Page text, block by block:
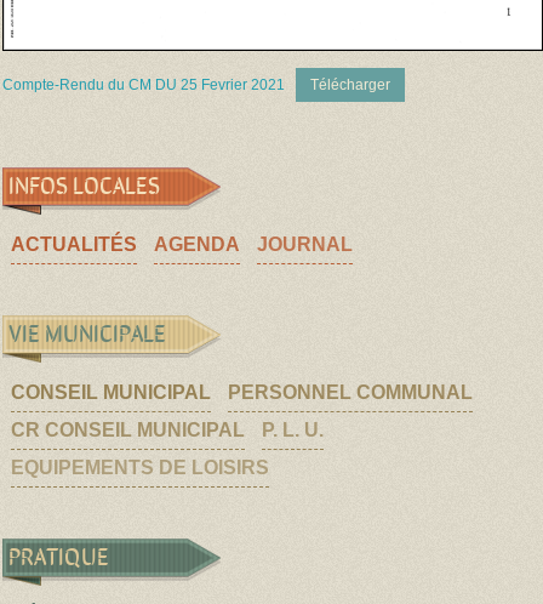
Compte-Rendu du CM DU 25 Fevrier 2021 Télécharger
INFOS LOCALES
ACTUALITÉS AGENDA JOURNAL
VIE MUNICIPALE
CONSEIL MUNICIPAL
PERSONNEL COMMUNAL
CR CONSEIL MUNICIPAL
P. L. U.
EQUIPEMENTS DE LOISIRS
PRATIQUE